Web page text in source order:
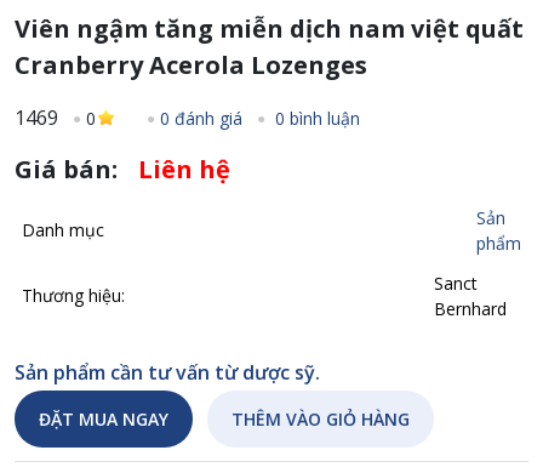
Viên ngậm tăng miễn dịch nam việt quất
Cranberry Acerola Lozenges
1469 0 0 đánh giá 0 bình luận
Giá bán: Liên hệ
Danh mục
Sản
phẩm
Thương hiệu:
Sanct
Bernhard
Sản phẩm cần tư vấn từ dược sỹ.
ĐẶT MUA NGAY THÊM VÀO GIỎ HÀNG